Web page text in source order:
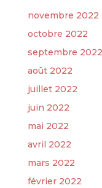
novembre 2022
octobre 2022
septembre 2022
août 2022
juillet 2022
juin 2022
mai 2022
avril 2022
mars 2022
février 2022